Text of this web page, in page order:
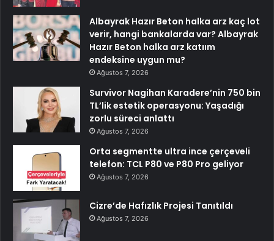
Albayrak Hazır Beton halka arz kaç lot
verir, hangi bankalarda var? Albayrak
Hazır Beton halka arz katıım
endeksine uygun mu?
Ağustos 7, 2026
Survivor Nagihan Karadere’nin 750 bin
TL’lik estetik operasyonu: Yaşadığı
zorlu süreci anlattı
Ağustos 7, 2026
Orta segmentte ultra ince çerçeveli
telefon: TCL P80 ve P80 Pro geliyor
Ağustos 7, 2026
Cizre’de Hafızlık Projesi Tanıtıldı
Ağustos 7, 2026